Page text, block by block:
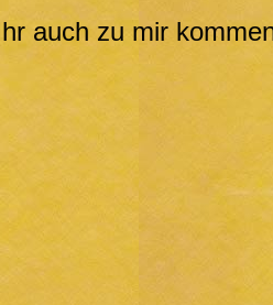
auch zu mir